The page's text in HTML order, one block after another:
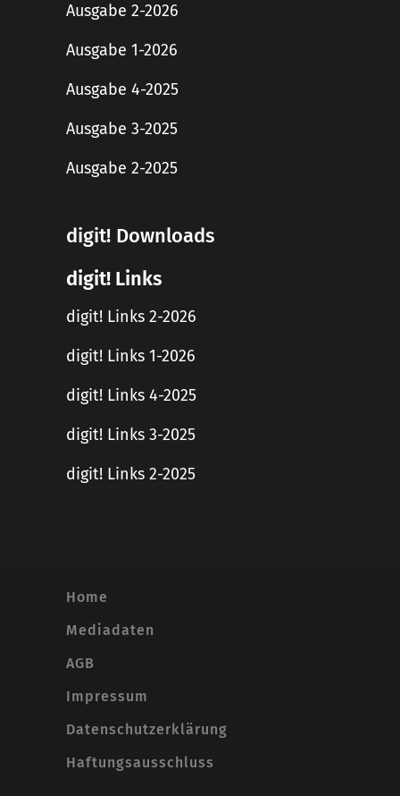
Ausgabe 2-2026
Ausgabe 1-2026
Ausgabe 4-2025
Ausgabe 3-2025
Ausgabe 2-2025
digit! Downloads
digit! Links
digit! Links 2-2026
digit! Links 1-2026
digit! Links 4-2025
digit! Links 3-2025
digit! Links 2-2025
Home
Mediadaten
AGB
Impressum
Datenschutzerklärung
Haftungsausschluss